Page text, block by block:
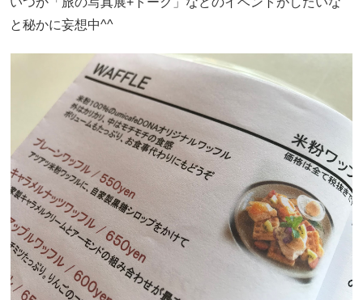
と秘かに妄想中^^